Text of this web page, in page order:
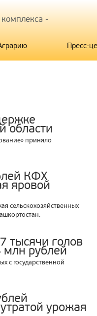
-
Пресс-
области
приняло
КФХ
яровой
сельскохозяйственных
тысячи голов
млн рублей
с государственной
урожая